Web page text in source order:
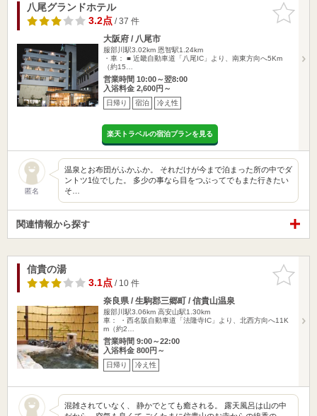
お気に入
りに追加
八尾グランドホテル
3.2点/ 37 件
大阪府 / 八尾市
服部川駅3.02km 恩智駅1.24km
・車： ■ 近畿自動車道「八尾IC」より、南東方向へ5Km
（約15…
営業時間 10:00～翌8:00
入浴料金 2,600円～
日帰り 宿泊 冷え性
楽天トラベルの宿泊プランを見る
匿名
温泉とお布団がふかふか。 それだけが今まで泊まった所の中でダ
ントツ1位でした。 多少の事なら目をつぶってでもまた行きたい
そ…
関連情報から探す
お気に入
りに追加
信貴の湯
3.1点/ 10 件
奈良県 / 生駒郡三郷町 / 信貴山温泉
服部川駅3.06km 高安山駅1.30km
車： ・西名阪自動車道「法隆寺IC」より、北西方向へ11K
m（約2…
営業時間 9:00～22:00
入浴料金 800円～
日帰り 冷え性
混雑されていなく、 静かでとても癒される。 露天風呂は山の中